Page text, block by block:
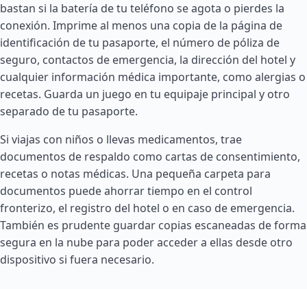
bastan si la batería de tu teléfono se agota o pierdes la
conexión. Imprime al menos una copia de la página de
identificación de tu pasaporte, el número de póliza de
seguro, contactos de emergencia, la dirección del hotel y
cualquier información médica importante, como alergias o
recetas. Guarda un juego en tu equipaje principal y otro
separado de tu pasaporte.
Si viajas con niños o llevas medicamentos, trae
documentos de respaldo como cartas de consentimiento,
recetas o notas médicas. Una pequeña carpeta para
documentos puede ahorrar tiempo en el control
fronterizo, el registro del hotel o en caso de emergencia.
También es prudente guardar copias escaneadas de forma
segura en la nube para poder acceder a ellas desde otro
dispositivo si fuera necesario.